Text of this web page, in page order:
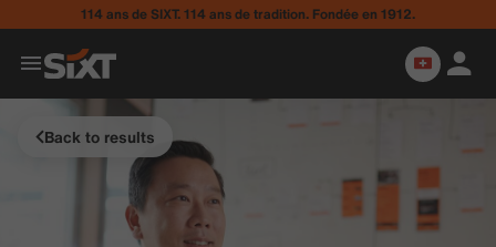
114 ans de SIXT. 114 ans de tradition. Fondée en 1912.
Back to results